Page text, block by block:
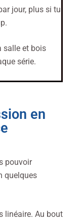
jour, plus si tu
salle et bois
série.
en
pouvoir
quelques
linéaire. Au bout